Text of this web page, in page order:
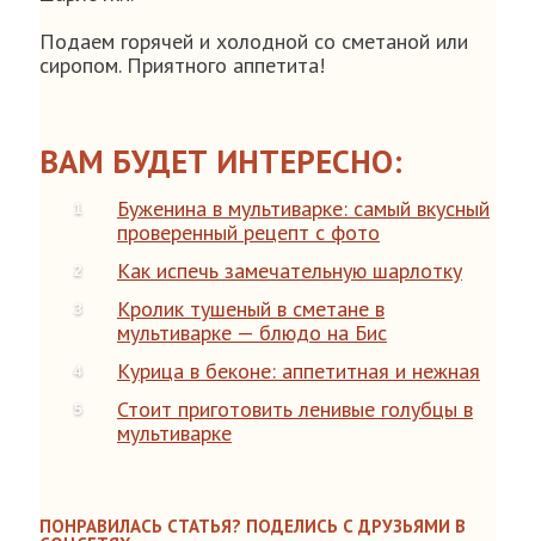
Подаем горячей и холодной со сметаной или
сиропом. Приятного аппетита!
ВАМ БУДЕТ ИНТЕРЕСНО:
Буженина в мультиварке: самый вкусный
проверенный рецепт с фото
Как испечь замечательную шарлотку
Кролик тушеный в сметане в
мультиварке — блюдо на Бис
Курица в беконе: аппетитная и нежная
Стоит приготовить ленивые голубцы в
мультиварке
ПОНРАВИЛАСЬ СТАТЬЯ? ПОДЕЛИСЬ С ДРУЗЬЯМИ В